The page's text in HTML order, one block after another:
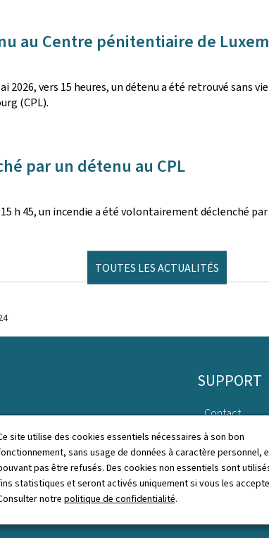
site utilise des cookies essentiels nécessaires à son bon
sans usage de données à caractère personnel,
pas être refusés. Des cookies non essentiels sont
statistiques et seront activés uniquement si vous les
notre politique de confidentialité.
au Centre pénitentiaire de
2026, vers 15 heures, un détenu a été retrouvé sans
(CPL).
par un détenu au CPL
h 45, un incendie a été volontairement déclenché par
TOUTES LES ACTUALITÉS
Annuaire
SUPPORT
Contact
Plan du site
À propos du